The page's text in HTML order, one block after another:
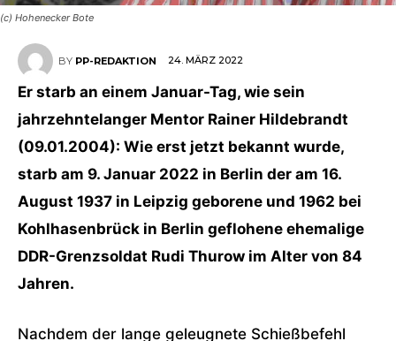
(c) Hohenecker Bote
BY PP-REDAKTION 24. MÄRZ 2022
Er starb an einem Januar-Tag, wie sein
jahrzehntelanger Mentor Rainer Hildebrandt
(09.01.2004): Wie erst jetzt bekannt wurde,
starb am 9. Januar 2022 in Berlin der am 16.
August 1937 in Leipzig geborene und 1962 bei
Kohlhasenbrück in Berlin geflohene ehemalige
DDR-Grenzsoldat Rudi Thurow im Alter von 84
Jahren.
Nachdem der lange geleugnete Schießbefehl